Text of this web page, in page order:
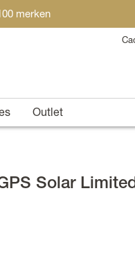
merken
Outlet
Solar